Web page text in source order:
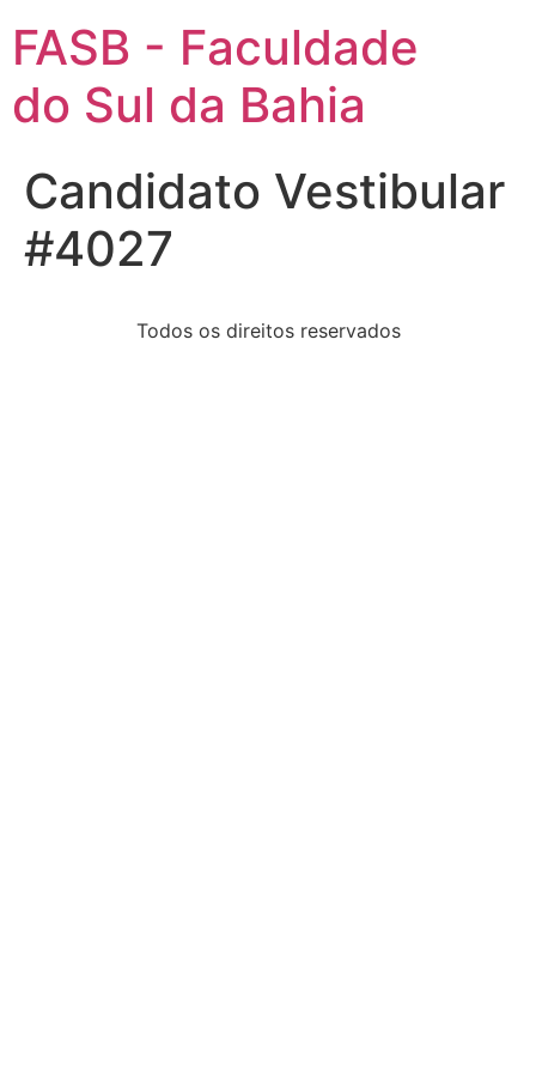
FASB - Faculdade
do Sul da Bahia
Candidato Vestibular
#4027
Todos os direitos reservados